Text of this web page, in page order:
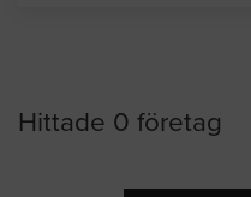
Hittade 0 företag